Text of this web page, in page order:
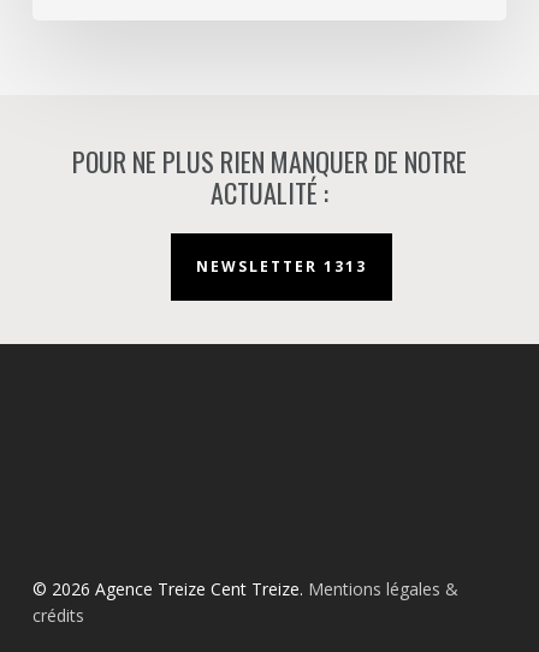
POUR NE PLUS RIEN MANQUER DE NOTRE
ACTUALITÉ :
NEWSLETTER 1313
© 2026 Agence Treize Cent Treize. Mentions légales &
crédits